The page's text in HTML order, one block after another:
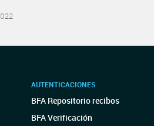
AUTENTICACIONES
BFA Repositorio recibos
BFA Verificación